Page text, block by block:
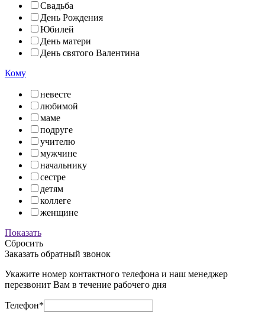
Свадьба
День Рождения
Юбилей
День матери
День святого Валентина
Кому
невесте
любимой
маме
подруге
учителю
мужчине
начальнику
сестре
детям
коллеге
женщине
Показать
Сбросить
Заказать обратный звонок
Укажите номер контактного телефона и наш менеджер
перезвонит Вам в течение рабочего дня
Телефон*